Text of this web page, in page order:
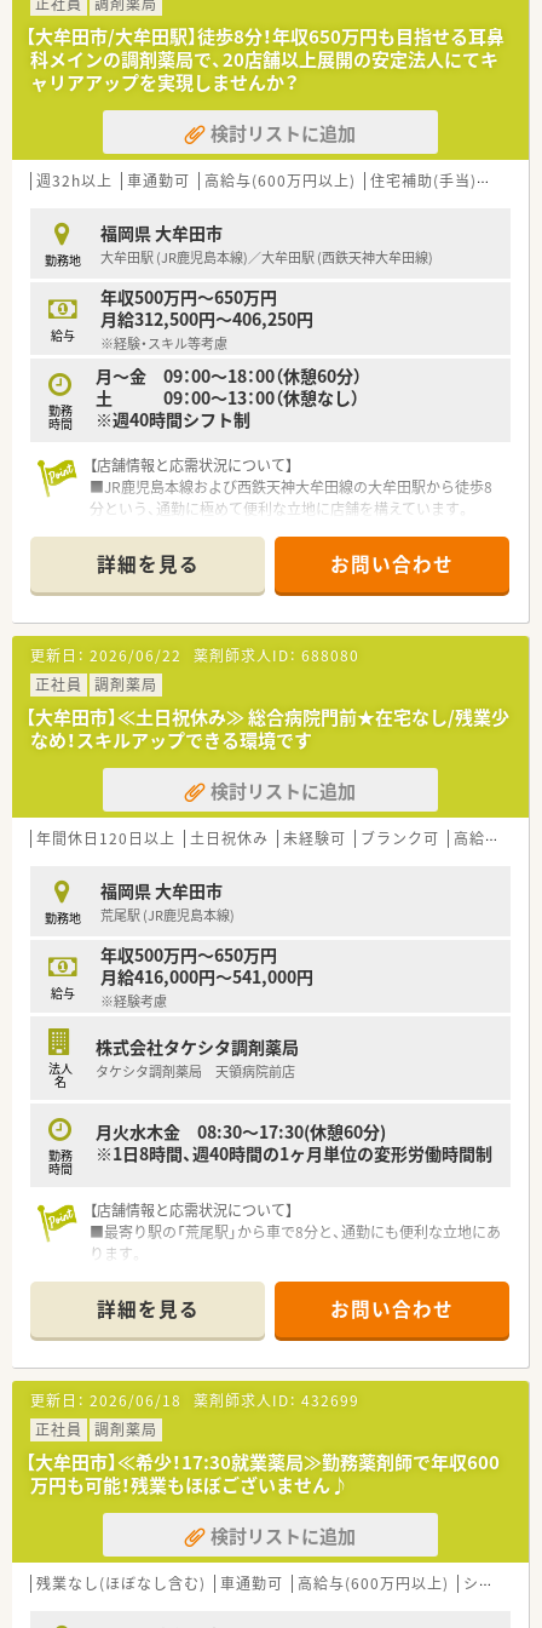
ているため安心して勤務可能です。
【募集背景と求める人物像について】
■今回は欠員補充を目的とした募集であり店舗の体制強化に向
けて新しい仲間を求めております。
■年齢や性別およびこれまでの経験は一切不問で幅広い層の薬
剤師からのご応募を歓迎致します。
■周囲のスタッフと円滑にコミュニケーションを取りながら前
【想定される業務内容】
■外来の患者様に対する丁寧な服薬指導や正確な監査および調
剤業務全般を担当して頂きます。
■眼科や内科をメインに応需しているため特定の分野において
深い知識を身につけることが可能です。
■処方箋の内容をしっかりと確認し患者様の不安を取り除くた
めの親身な対応が求められます。
【こんな方が活躍中】
リをつけて働きたい方が活躍中です。
■特定の診療科目における専門性を深め患者様に寄り添った丁
寧な服薬指導を行っている方です。
らストレスなく勤務している方です。
【大牟田市/大牟田駅】徒歩8分！年収650万円も目指せる耳鼻
科メインの調剤薬局で、20店舗以上展開の安定法人にてキ
ャリアアップを実現しませんか？
検討リストに追加
週32h以上 車通勤可 高給与(600万円以上) 住宅補助(手当)あり
勤務地
福岡県 大牟田市
大牟田駅 (JR鹿児島本線)／大牟田駅 (西鉄天神大牟田線)
給与
年収500万円～650万円
月給312,500円～406,250円
※経験・スキル等考慮
勤務
時間
月～金 09：00～18：00（休憩60分）
土 09：00～13：00（休憩なし）
※週40時間シフト制
【店舗情報と応需状況について】
■JR鹿児島本線および西鉄天神大牟田線の大牟田駅から徒歩8
分という、通勤に極めて便利な立地に店舗を構えています。
ンの処方内容について深く専門性を高めることが可能です。
■1日平均約90枚の処方箋を薬剤師3名の体制で対応しており、
スタッフ1人あたりの業務負担が適切に管理されています。
【募集背景と求める人物像について】
■今回は欠員補充に伴う募集であり、地域医療に貢献したい意欲
を持つ薬剤師の方を急募として積極的にお迎えいたします。
■実務経験の有無は問いませんので、新しい環境で調剤業務を基
礎から学びたい方やスキルを磨きたい方を広く募集します。
■年齢を問わず50代の方まで幅広く受け入れており、周囲のス
タッフと円滑に連携しながら業務に励める方を求めています。
【求人情報について】
■正社員の勤務薬剤師として募集しており、年収500万円から最
■昇給は年1回4月に実施され、賞与も年2回支給されるため、
日々の頑張りがしっかりと給与に反映される仕組みです。
■住宅補助手当や薬剤師紹介制度など福利厚生が充実しており、
生活面でのサポートを受けながら長く安定して働けます。
【こんな取り組みをしています】
■薬剤師会が主催する勉強会への参加を推奨しているほか、社内
■従業員やその家族の健康を支援するため、お薬代の会社補助制
度を設けており、福利厚生の面から生活を支えています。
調剤設備や効率的な動線設計を店舗運営に取り入れています。
詳細を見る お問い合わせ
更新日： 2026/06/22 薬剤師求人ID： 688080
正社員
調剤薬局
【大牟田市】≪土日祝休み≫ 総合病院門前★在宅なし/残業少
なめ！スキルアップできる環境です
検討リストに追加
年間休日120日以上 土日祝休み 未経験可 ブランク可 高給与(600万円以上)
勤務地
福岡県 大牟田市
荒尾駅 (JR鹿児島本線)
給与
年収500万円～650万円
月給416,000円～541,000円
※経験考慮
法人
名
株式会社タケシタ調剤薬局
タケシタ調剤薬局 天領病院前店
勤務
時間
月火水木金 08:30～17:30(休憩60分)
※1日8時間、週40時間の1ヶ月単位の変形労働時間制
【店舗情報と応需状況について】
■最寄り駅の「荒尾駅」から車で8分と、通勤にも便利な立地にあ
ります。
しております。
■薬剤師は4～5名体制で協力し合っています。
【法人特徴について】
■九州地方と関東に40店舗を展開し、地域医療への貢献を続け
る薬局チェーンです。
■「患者様のための患者様中心の薬局」という理念を掲げ、心に
寄り添う医療を追求します。
■大型総合病院の門前を中心に店舗展開し、薬剤師として専門性
を高められる環境です。
■1店舗あたりの売上は全国平均の約3.7倍と経営も安定してお
ります（全国平均1憶3千万）
【勤務実態について】
詳細を見る お問い合わせ
更新日： 2026/06/18 薬剤師求人ID： 432699
正社員
調剤薬局
【大牟田市】≪希少！17:30就業薬局≫勤務薬剤師で年収600
万円も可能！残業もほぼございません♪
検討リストに追加
残業なし(ほぼなし含む) 車通勤可 高給与(600万円以上) シフト制